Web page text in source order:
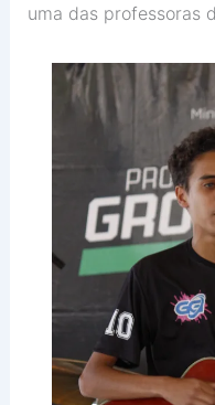
uma das professoras